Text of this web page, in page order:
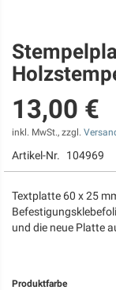
Zum
Anfang
der
springen
13,00 €
inkl. MwSt., zzgl.
Artikel-Nr. 104969
Textplatte 60 x 25
und die neue Platte
Produktfarbe